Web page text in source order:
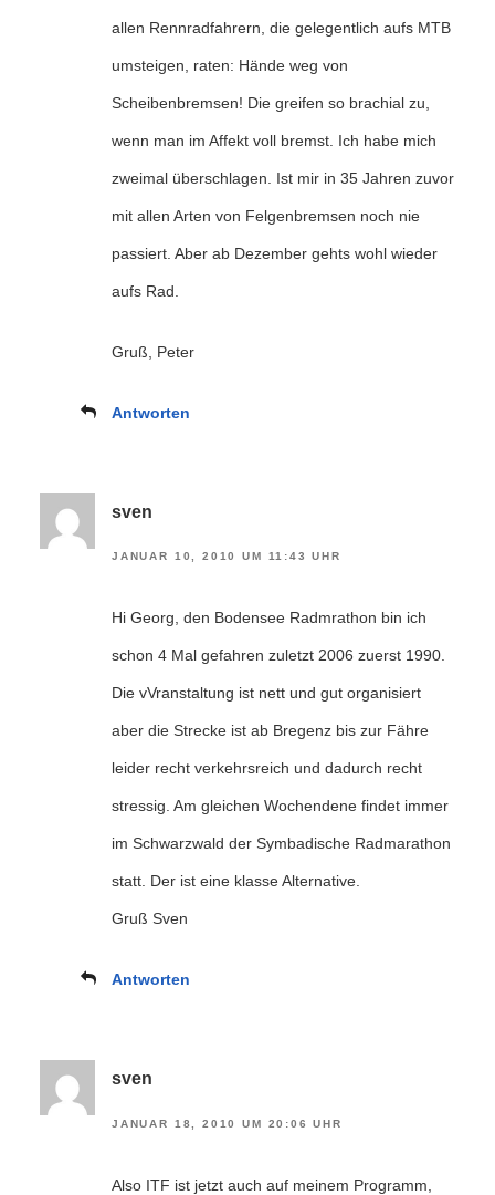
allen Rennradfahrern, die gelegentlich aufs MTB
umsteigen, raten: Hände weg von
Scheibenbremsen! Die greifen so brachial zu,
wenn man im Affekt voll bremst. Ich habe mich
zweimal überschlagen. Ist mir in 35 Jahren zuvor
mit allen Arten von Felgenbremsen noch nie
passiert. Aber ab Dezember gehts wohl wieder
aufs Rad.
Gruß, Peter
Antworten
sven
JANUAR 10, 2010 UM 11:43 UHR
Hi Georg, den Bodensee Radmrathon bin ich
schon 4 Mal gefahren zuletzt 2006 zuerst 1990.
Die vVranstaltung ist nett und gut organisiert
aber die Strecke ist ab Bregenz bis zur Fähre
leider recht verkehrsreich und dadurch recht
stressig. Am gleichen Wochendene findet immer
im Schwarzwald der Symbadische Radmarathon
statt. Der ist eine klasse Alternative.
Gruß Sven
Antworten
sven
JANUAR 18, 2010 UM 20:06 UHR
Also ITF ist jetzt auch auf meinem Programm,